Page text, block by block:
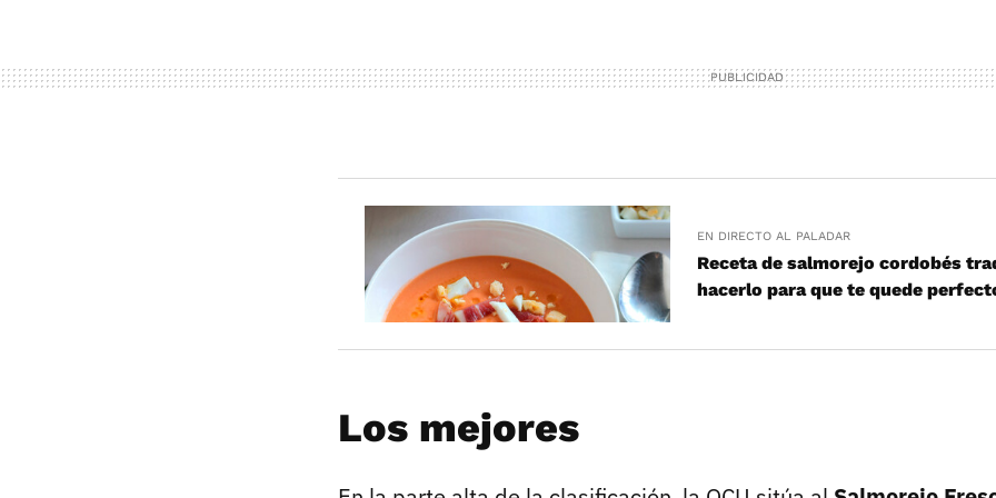
EN DIRECTO AL PALADAR
Receta de salmorejo cordobés
hacerlo para que te quede
Los mejores